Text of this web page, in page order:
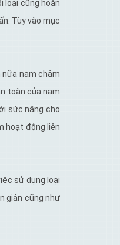
loại cũng hoàn
Tùy vào mục
nữa nam châm
toàn của nam
sức nâng cho
hoạt động liên
sử dụng loại
giản cũng như